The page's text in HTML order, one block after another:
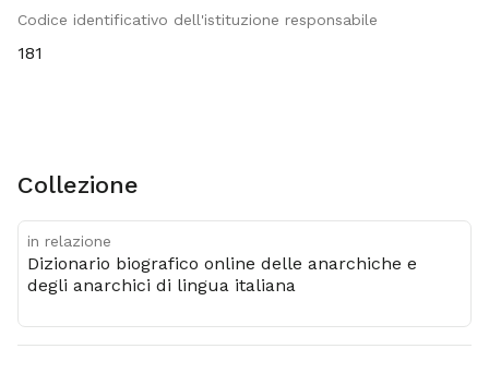
Codice identificativo dell'istituzione responsabile
181
Collezione
in relazione
Dizionario biografico online delle anarchiche e
degli anarchici di lingua italiana